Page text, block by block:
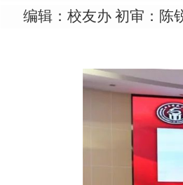
编辑：校友办 初审：陈